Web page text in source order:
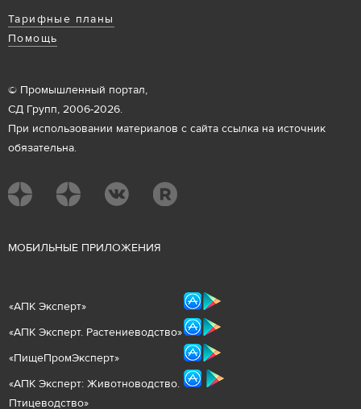
Тарифные планы
Помощь
© Промышленный портал,
СД Групп, 2006-2026.
При использовании материалов с сайта ссылка на источник
обязательна.
МОБИЛЬНЫЕ ПРИЛОЖЕНИЯ
«АПК Эксперт»
«АПК Эксперт. Растениеводство»
«ПищеПромЭксперт»
«АПК Эксперт: Животноводство.
Птицеводство»